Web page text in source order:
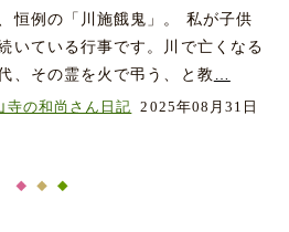
恒例の「川施餓鬼」。 私が子供
いている行事です。川で亡くなる
、その霊を火で弔う、と教
寺の和尚さん日記 2025年08月31日